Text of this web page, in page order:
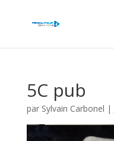
5C pub
par Sylvain Carbonel |